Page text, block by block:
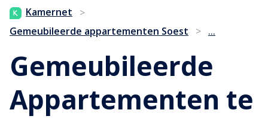
Kamernet
>
Gemeubileerde appartementen Soest
> ...
Gemeubileerde
Appartementen te